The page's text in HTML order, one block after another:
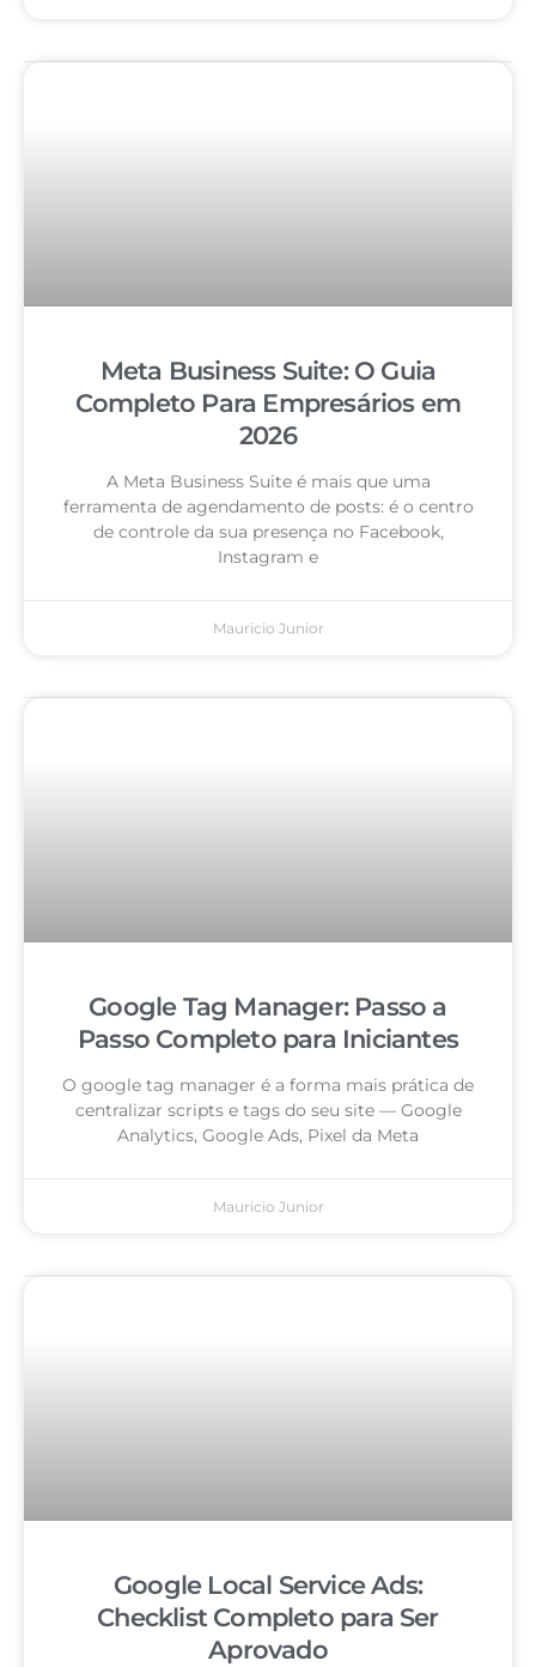
Meta Business Suite: O Guia
Completo Para Empresários em
2026
A Meta Business Suite é mais que uma
ferramenta de agendamento de posts: é o centro
de controle da sua presença no Facebook,
Instagram e
Mauricio Junior
Google Tag Manager: Passo a
Passo Completo para Iniciantes
O google tag manager é a forma mais prática de
centralizar scripts e tags do seu site — Google
Analytics, Google Ads, Pixel da Meta
Mauricio Junior
Google Local Service Ads:
Checklist Completo para Ser
Aprovado